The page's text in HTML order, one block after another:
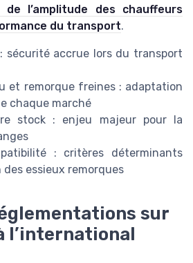
de l’amplitude des chauffeurs
du transport.
sécurité accrue lors du transport
et remorque freines : adaptation
chaque marché
stock : enjeu majeur pour la
: critères déterminants
essieux remorques
sur
l’international